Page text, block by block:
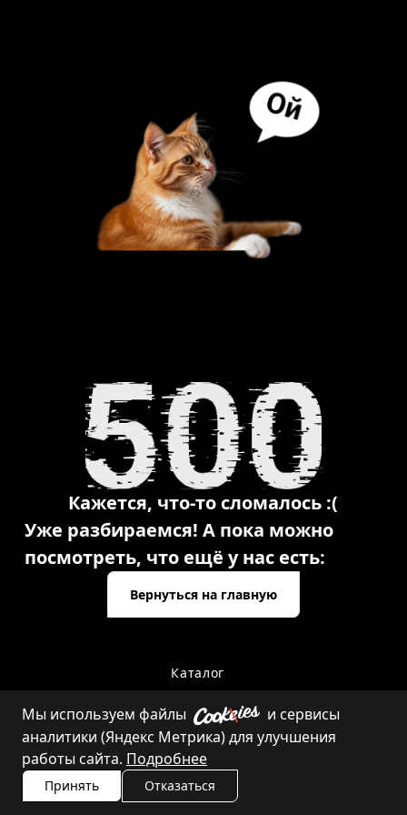
Кажется, что-то сломалось :(
Уже разбираемся! А пока можно
посмотреть, что ещё у нас есть:
Вернуться на главную
Каталог
Контакты
Мы используем файлы
и сервисы
аналитики (Яндекс Метрика) для улучшения
работы сайта. Подробнее
Принять Отказаться